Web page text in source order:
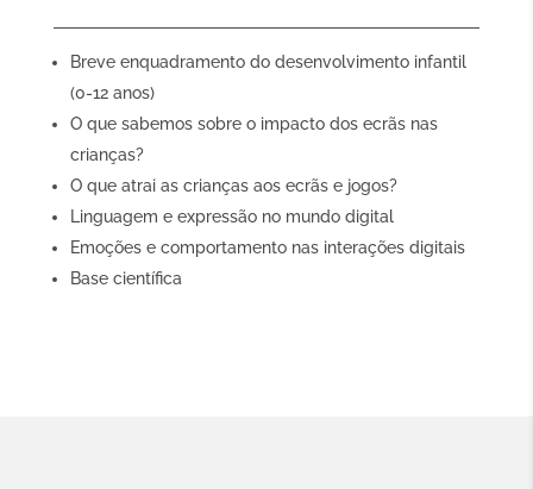
Breve enquadramento do desenvolvimento infantil
(0-12 anos)
O que sabemos sobre o impacto dos ecrãs nas
crianças?
O que atrai as crianças aos ecrãs e jogos?
Linguagem e expressão no mundo digital
Emoções e comportamento nas interações digitais
Base científica